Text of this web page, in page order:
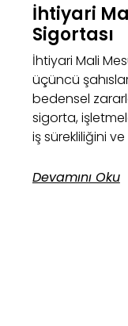
İhtiyari
Sigortası
İhtiyari Mali
üçüncü
bedensel
sigorta,
iş sürekliliğini
Devamını Oku